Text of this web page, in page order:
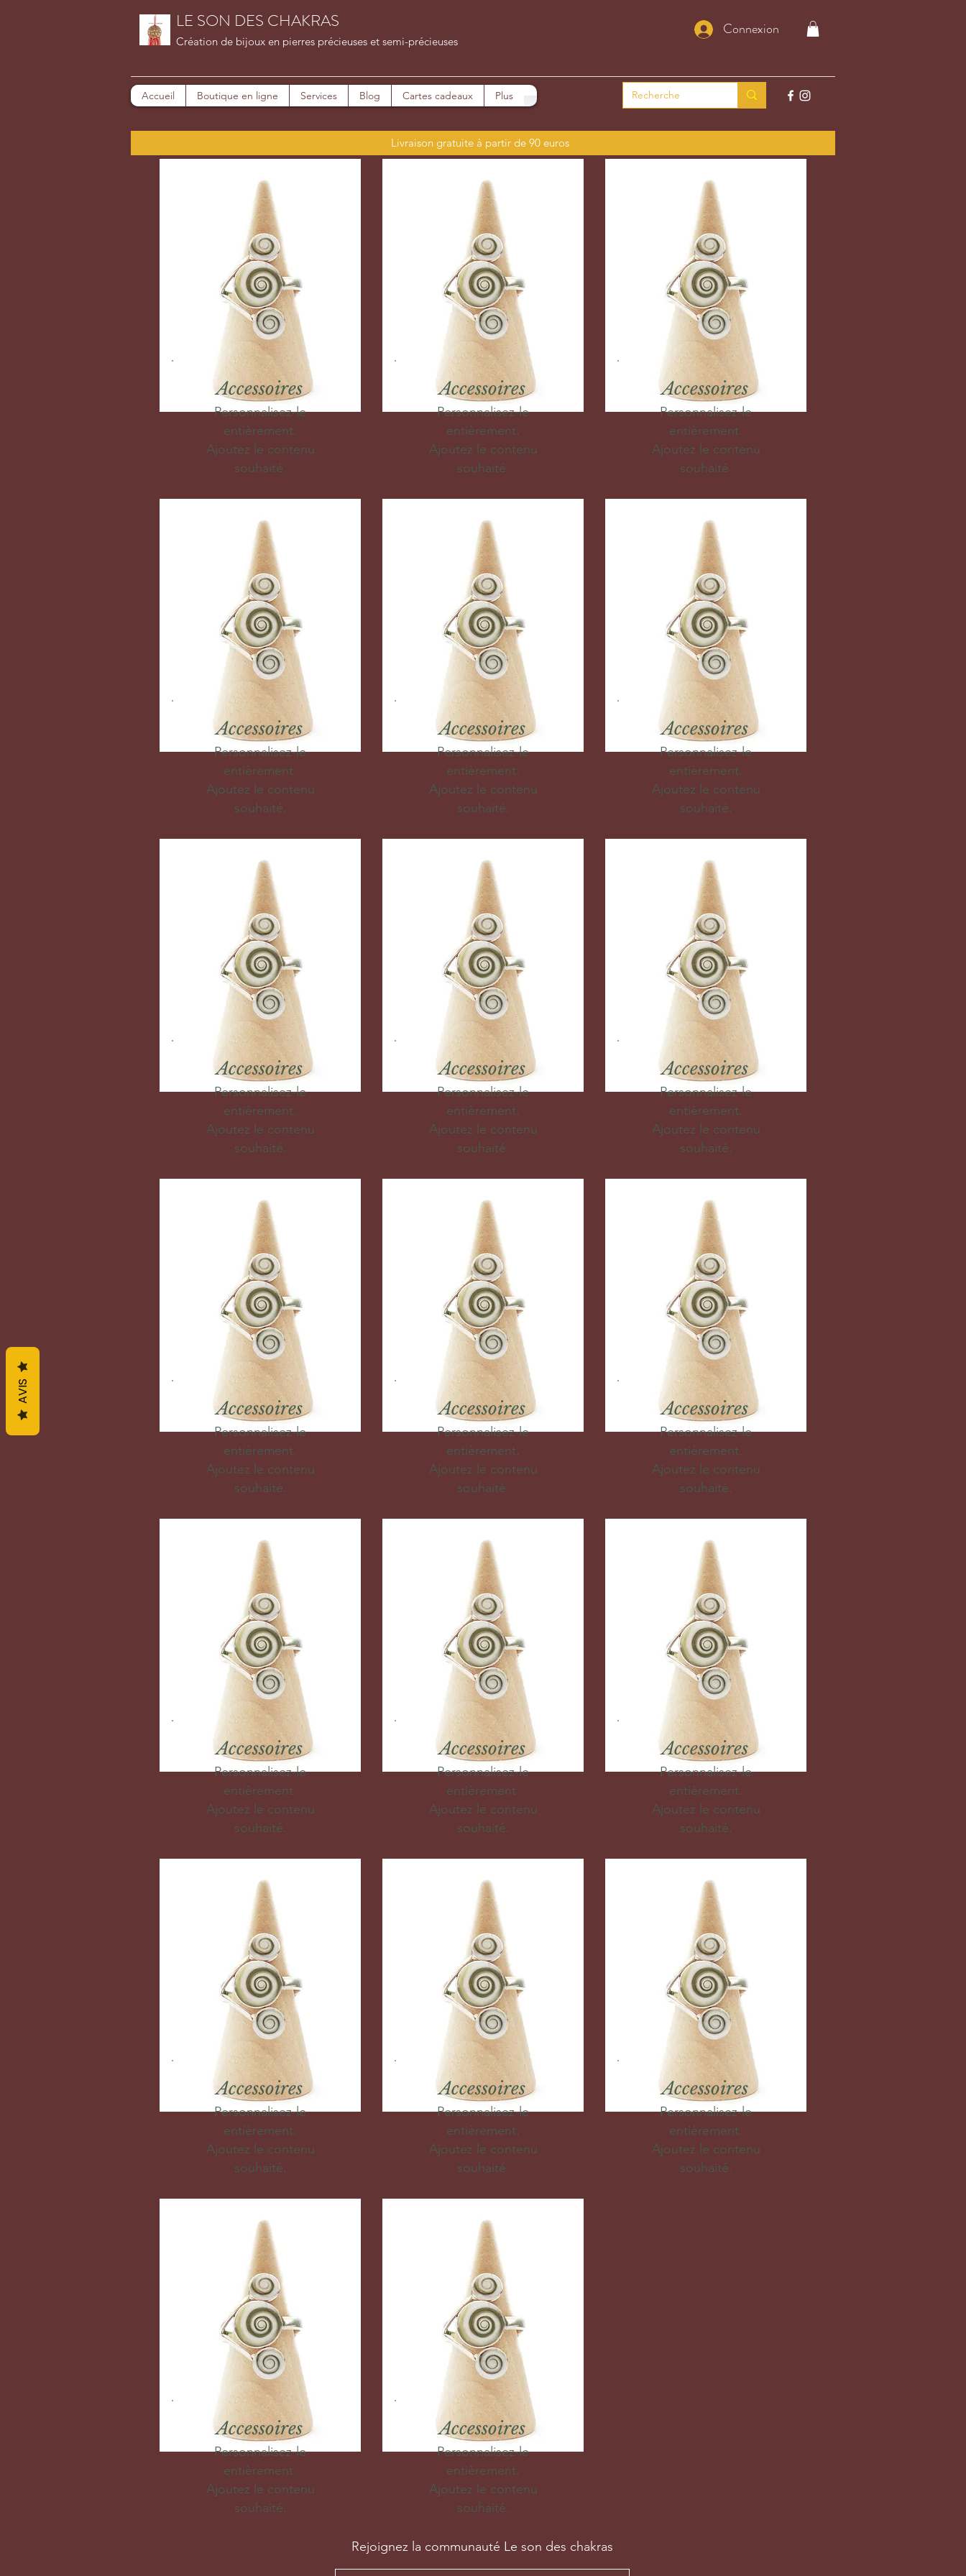
LE SON DES CHAKRAS
Création de bijoux en pierres précieuses et semi-précieuses
Connexion
Accueil Boutique en ligne Services Blog Cartes cadeaux Plus
Livraison gratuite à partir de 90 euros
Accessoires
Personnalisez-le
entièrement.
Ajoutez le contenu
souhaité.
Accessoires
Personnalisez-le
entièrement.
Ajoutez le contenu
souhaité.
Accessoires
Personnalisez-le
entièrement.
Ajoutez le contenu
souhaité.
Accessoires
Personnalisez-le
entièrement.
Ajoutez le contenu
souhaité.
Accessoires
Personnalisez-le
entièrement.
Ajoutez le contenu
souhaité.
Accessoires
Personnalisez-le
entièrement.
Ajoutez le contenu
souhaité.
Accessoires
Personnalisez-le
entièrement.
Ajoutez le contenu
souhaité.
Accessoires
Personnalisez-le
entièrement.
Ajoutez le contenu
souhaité.
Accessoires
Personnalisez-le
entièrement.
Ajoutez le contenu
souhaité.
Accessoires
Personnalisez-le
entièrement.
Ajoutez le contenu
souhaité.
Accessoires
Personnalisez-le
entièrement.
Ajoutez le contenu
souhaité.
Accessoires
Personnalisez-le
entièrement.
Ajoutez le contenu
souhaité.
Accessoires
Personnalisez-le
entièrement.
Ajoutez le contenu
souhaité.
Accessoires
Personnalisez-le
entièrement.
Ajoutez le contenu
souhaité.
Accessoires
Personnalisez-le
entièrement.
Ajoutez le contenu
souhaité.
Accessoires
Personnalisez-le
entièrement.
Ajoutez le contenu
souhaité.
Accessoires
Personnalisez-le
entièrement.
Ajoutez le contenu
souhaité.
Accessoires
Personnalisez-le
entièrement.
Ajoutez le contenu
souhaité.
Accessoires
Personnalisez-le
entièrement.
Ajoutez le contenu
souhaité.
Accessoires
Personnalisez-le
entièrement.
Ajoutez le contenu
souhaité.
Rejoignez la communauté Le son des chakras
AVIS